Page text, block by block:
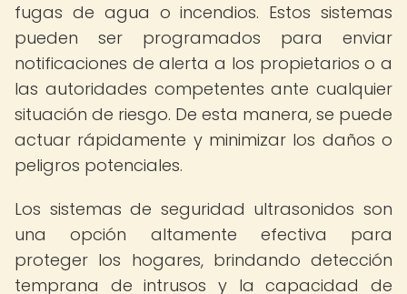
fugas de agua o incendios. Estos sistemas
pueden ser programados para enviar
notificaciones de alerta a los propietarios o a
las autoridades competentes ante cualquier
situación de riesgo. De esta manera, se puede
actuar rápidamente y minimizar los daños o
peligros potenciales.
Los sistemas de seguridad ultrasonidos son
una opción altamente efectiva para
proteger los hogares, brindando detección
temprana de intrusos y la capacidad de